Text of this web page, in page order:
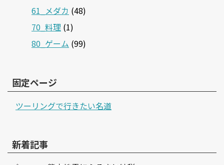
61_メダカ (48)
70_料理 (1)
80_ゲーム (99)
固定ページ
ツーリングで行きたい名道
新着記事